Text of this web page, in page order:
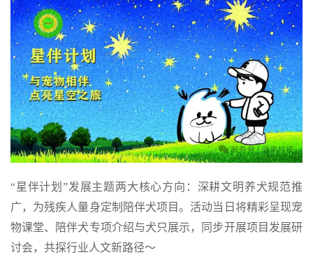
“星伴计划”发展主题两大核心方向：深耕文明养犬规范推
广，为残疾人量身定制陪伴犬项目。活动当日将精彩呈现宠
物课堂、陪伴犬专项介绍与犬只展示，同步开展项目发展研
讨会，共探行业人文新路径～